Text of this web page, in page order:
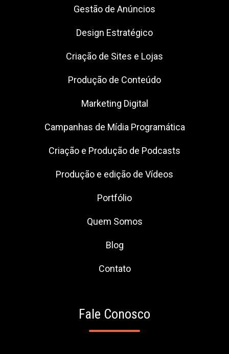
Gestão de Anúncios
Design Estratégico
Criação de Sites e Lojas
Produção de Conteúdo
Marketing Digital
Campanhas de Mídia Programática
Criação e Produção de Podcasts
Produção e edição de Vídeos
Portfólio
Quem Somos
Blog
Contato
Fale Conosco